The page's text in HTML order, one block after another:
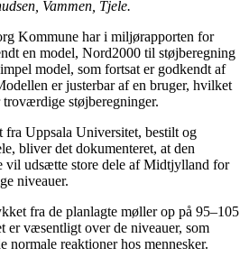
Vammen, Tjele.
Kommune har i miljørapporten for
en model, Nord2000 til støjberegning
model, som fortsat er godkendt af
er justerbar af en bruger, hvilket
støjberegninger.
Uppsala Universitet, bestilt og
bliver det dokumenteret, at den
vil udsætte store dele af Midtjylland for
niveauer.
fra de planlagte møller op på 95–105
er væsentligt over de niveauer, som
normale reaktioner hos mennesker.